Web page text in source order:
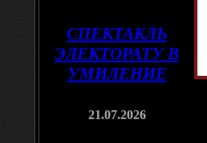
СПЕКТАКЛЬ
ЭЛЕКТОРАТУ В
УМИЛЕНИЕ
21.07.2026